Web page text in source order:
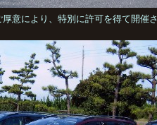
厚意により、特別に許可を得て開